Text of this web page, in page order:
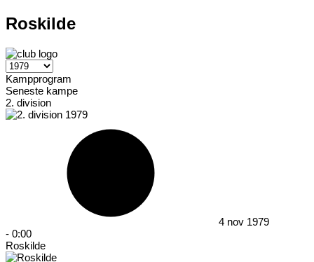
Roskilde
Kampprogram
Seneste kampe
2. division
4 nov 1979
- 0:00
Roskilde